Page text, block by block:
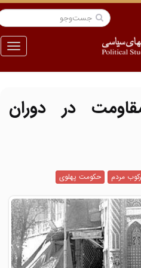
منو
در دوران
مردم حکومت پهلوی